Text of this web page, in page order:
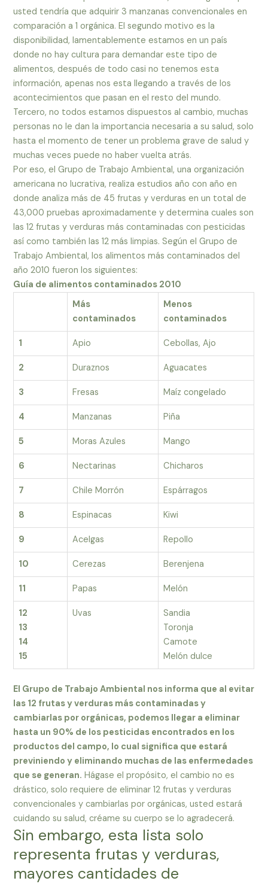
usted tendría que adquirir 3 manzanas convencionales en
comparación a 1 orgánica. El segundo motivo es la
disponibilidad, lamentablemente estamos en un país
donde no hay cultura para demandar este tipo de
alimentos, después de todo casi no tenemos esta
información, apenas nos esta llegando a través de los
acontecimientos que pasan en el resto del mundo.
Tercero, no todos estamos dispuestos al cambio, muchas
personas no le dan la importancia necesaria a su salud, solo
hasta el momento de tener un problema grave de salud y
muchas veces puede no haber vuelta atrás.
Por eso, el Grupo de Trabajo Ambiental, una organización
americana no lucrativa, realiza estudios año con año en
donde analiza más de 45 frutas y verduras en un total de
43,000 pruebas aproximadamente y determina cuales son
las 12 frutas y verduras más contaminadas con pesticidas
así como también las 12 más limpias. Según el Grupo de
Trabajo Ambiental, los alimentos más contaminados del
año 2010 fueron los siguientes:
Guía de alimentos contaminados 2010
Más
contaminados
Menos
contaminados
1 Apio Cebollas, Ajo
2 Duraznos Aguacates
3 Fresas Maíz congelado
4 Manzanas Piña
5 Moras Azules Mango
6 Nectarinas Chicharos
7 Chile Morrón Espárragos
8 Espinacas Kiwi
9 Acelgas Repollo
10 Cerezas Berenjena
11 Papas Melón
12
13
14
15
Uvas
Sandia
Toronja
Camote
Melón dulce
El Grupo de Trabajo Ambiental nos informa que al evitar
las 12 frutas y verduras más contaminadas y
cambiarlas por orgánicas, podemos llegar a eliminar
hasta un 90% de los pesticidas encontrados en los
productos del campo, lo cual significa que estará
previniendo y eliminando muchas de las enfermedades
que se generan. Hágase el propósito, el cambio no es
drástico, solo requiere de eliminar 12 frutas y verduras
convencionales y cambiarlas por orgánicas, usted estará
cuidando su salud, créame su cuerpo se lo agradecerá.
Sin embargo, esta lista solo
representa frutas y verduras,
mayores cantidades de